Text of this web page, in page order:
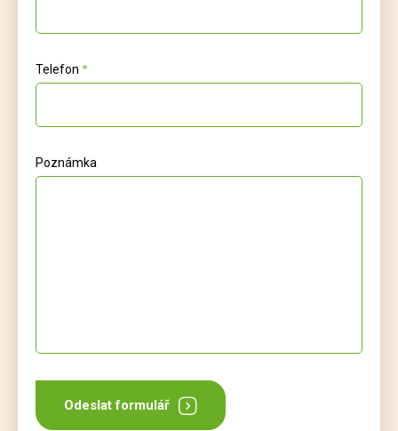
Telefon
Poznámka
Odeslat formulář